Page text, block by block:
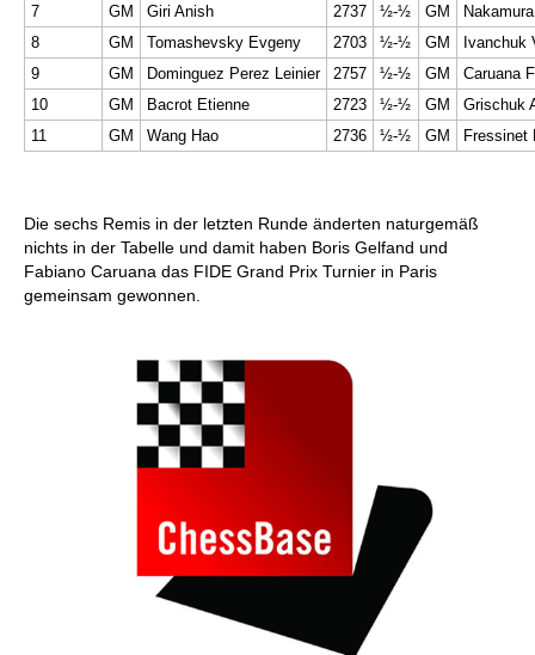
7
GM Giri Anish 2737 ½-½ GM
8
GM Tomashevsky Evgeny 2703 ½-½ GM
Ivanchuk
9
GM Dominguez Perez Leinier 2757 ½-½ GM
Caruana
10
GM Bacrot Etienne 2723 ½-½ GM
Grischuk
11
GM Wang Hao 2736 ½-½ GM Fressinet
Die sechs Remis in der letzten Runde änderten naturgemäß
nichts in der Tabelle und damit haben Boris Gelfand und
Fabiano Caruana das FIDE Grand Prix Turnier in Paris
gemeinsam gewonnen.